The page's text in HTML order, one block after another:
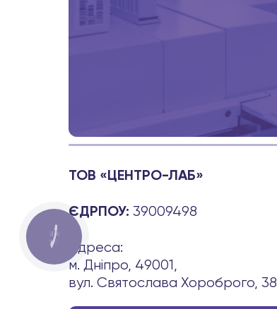
ТОВ «ЦЕНТРО-ЛАБ»
ЄДРПОУ: 39009498
Адреса:
м. Дніпро, 49001,
вул. Святослава Хороброго, 38
КНОПКА
ЗВ'ЯЗКУ